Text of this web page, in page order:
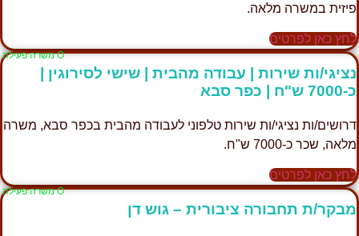
פיזית במשרה מלאה.
לחץ כאן לפרטים
Ο משרה פעילה
נציגי/ות שירות | עבודה מהבית | שישי לסירוגין |
כ-7000 ש"ח | כפר סבא
דרושים/ות נציגי/ות שירות טלפוני לעבודה מהבית בכפר סבא, משרה
מלאה, שכר כ-7000 ש"ח.
לחץ כאן לפרטים
Ο משרה פעילה
מבקר/ת תחבורה ציבורית – גוש דן